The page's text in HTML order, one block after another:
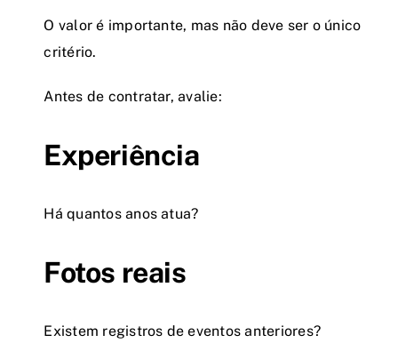
O valor é importante, mas não deve ser o único
critério.
Antes de contratar, avalie:
Experiência
Há quantos anos atua?
Fotos reais
Existem registros de eventos anteriores?